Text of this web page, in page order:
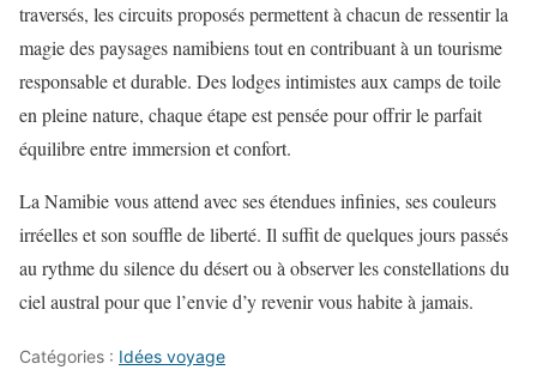
traversés, les circuits proposés permettent à chacun de ressentir la
magie des paysages namibiens tout en contribuant à un tourisme
responsable et durable. Des lodges intimistes aux camps de toile
en pleine nature, chaque étape est pensée pour offrir le parfait
équilibre entre immersion et confort.
La Namibie vous attend avec ses étendues infinies, ses couleurs
irréelles et son souffle de liberté. Il suffit de quelques jours passés
au rythme du silence du désert ou à observer les constellations du
ciel austral pour que l’envie d’y revenir vous habite à jamais.
Catégories : Idées voyage